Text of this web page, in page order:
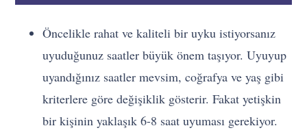
Öncelikle rahat ve kaliteli bir uyku istiyorsanız
uyuduğunuz saatler büyük önem taşıyor. Uyuyup
uyandığınız saatler mevsim, coğrafya ve yaş gibi
kriterlere göre değişiklik gösterir. Fakat yetişkin
bir kişinin yaklaşık 6-8 saat uyuması gerekiyor.